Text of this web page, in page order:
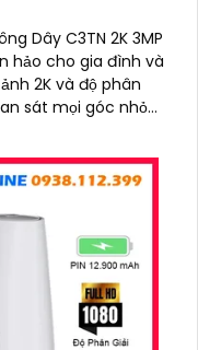
Dây C3TN 2K 3MP
hảo cho gia đình và
sát mọi góc nhỏ